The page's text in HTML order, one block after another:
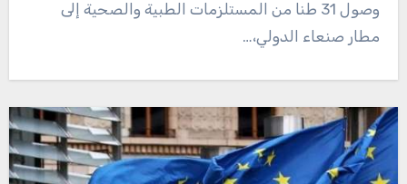
وصول 31 طنا من المستلزمات الطبية والصحية إلى
مطار صنعاء الدولي،…